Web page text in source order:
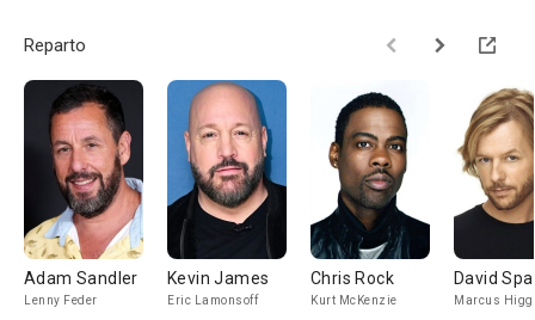
Reparto
Adam Sandler
Lenny Feder
Kevin James
Eric Lamonsoff
Chris Rock
Kurt McKenzie
David
Marcus